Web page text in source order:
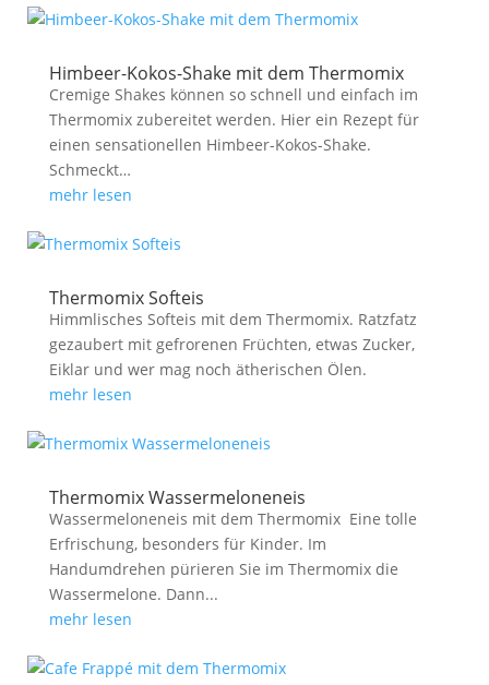
Himbeer-Kokos-Shake mit dem Thermomix
Cremige Shakes können so schnell und einfach im
Thermomix zubereitet werden. Hier ein Rezept für
einen sensationellen Himbeer-Kokos-Shake.
Schmeckt…
mehr lesen
Thermomix Softeis
Himmlisches Softeis mit dem Thermomix. Ratzfatz
gezaubert mit gefrorenen Früchten, etwas Zucker,
Eiklar und wer mag noch ätherischen Ölen.
mehr lesen
Thermomix Wassermeloneneis
Wassermeloneneis mit dem Thermomix Eine tolle
Erfrischung, besonders für Kinder. Im
Handumdrehen pürieren Sie im Thermomix die
Wassermelone. Dann...
mehr lesen